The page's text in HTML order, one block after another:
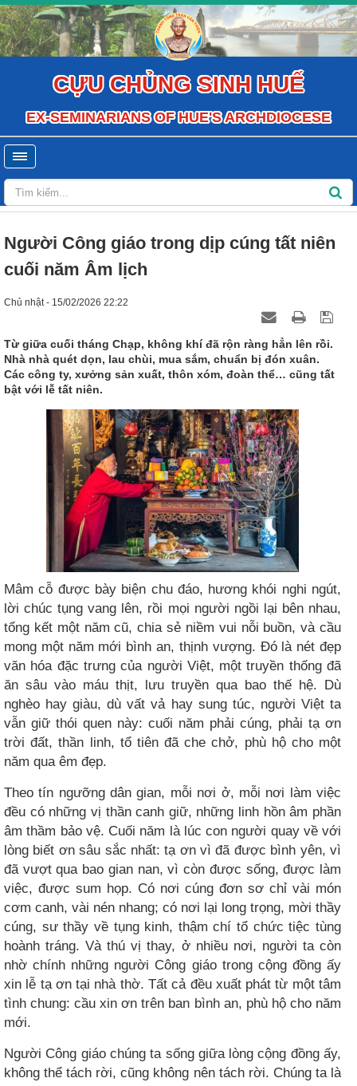
CỰU CHỦNG SINH HUẾ
EX-SEMINARIANS OF HUE'S ARCHDIOCESE
Người Công giáo trong dịp cúng tất niên
cuối năm Âm lịch
Chủ nhật - 15/02/2026 22:22
Từ giữa cuối tháng Chạp, không khí đã rộn ràng hẳn lên rồi.
Nhà nhà quét dọn, lau chùi, mua sắm, chuẩn bị đón xuân.
Các công ty, xưởng sản xuất, thôn xóm, đoàn thể… cũng tất
bật với lễ tất niên.
Mâm cỗ được bày biện chu đáo, hương khói nghi ngút,
lời chúc tụng vang lên, rồi mọi người ngồi lại bên nhau,
tổng kết một năm cũ, chia sẻ niềm vui nỗi buồn, và cầu
mong một năm mới bình an, thịnh vượng. Đó là nét đẹp
văn hóa đặc trưng của người Việt, một truyền thống đã
ăn sâu vào máu thịt, lưu truyền qua bao thế hệ. Dù
nghèo hay giàu, dù vất vả hay sung túc, người Việt ta
vẫn giữ thói quen này: cuối năm phải cúng, phải tạ ơn
trời đất, thần linh, tổ tiên đã che chở, phù hộ cho một
năm qua êm đẹp.
Theo tín ngưỡng dân gian, mỗi nơi ở, mỗi nơi làm việc
đều có những vị thần canh giữ, những linh hồn âm phần
âm thầm bảo vệ. Cuối năm là lúc con người quay về với
lòng biết ơn sâu sắc nhất: tạ ơn vì đã được bình yên, vì
đã vượt qua bao gian nan, vì còn được sống, được làm
việc, được sum họp. Có nơi cúng đơn sơ chỉ vài món
cơm canh, vài nén nhang; có nơi lại long trọng, mời thầy
cúng, sư thầy về tụng kinh, thậm chí tổ chức tiệc tùng
hoành tráng. Và thú vị thay, ở nhiều nơi, người ta còn
nhờ chính những người Công giáo trong cộng đồng ấy
xin lễ tạ ơn tại nhà thờ. Tất cả đều xuất phát từ một tâm
tình chung: cầu xin ơn trên ban bình an, phù hộ cho năm
mới.
Người Công giáo chúng ta sống giữa lòng cộng đồng ấy,
không thể tách rời, cũng không nên tách rời. Chúng ta là